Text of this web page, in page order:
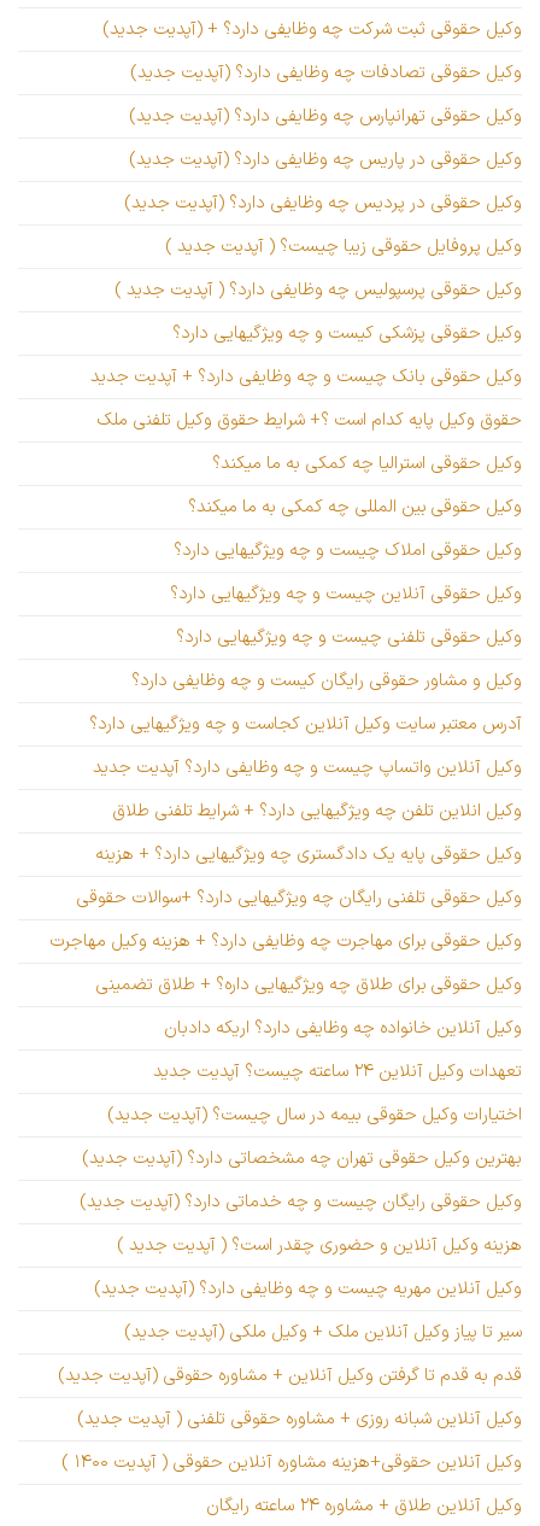
وکیل حقوقی ثبت شرکت چه وظایفی دارد؟ + (آپدیت جدید)
وکیل حقوقی تصادفات چه وظایفی دارد؟ (آپدیت جدید)
وکیل حقوقی تهرانپارس چه وظایفی دارد؟ (آپدیت جدید)
وکیل حقوقی در پاریس چه وظایفی دارد؟ (آپدیت جدید)
وکیل حقوقی در پردیس چه وظایفی دارد؟ (آپدیت جدید)
وکیل پروفایل حقوقی زیبا چیست؟ ( آپدیت جدید )
وکیل حقوقی پرسپولیس چه وظایفی دارد؟ ( آپدیت جدید )
وکیل حقوقی پزشکی کیست و چه ویژگیهایی دارد؟
وکیل حقوقی بانک چیست و چه وظایفی دارد؟ + آپدیت جدید
حقوق وکیل پایه کدام است ؟+ شرایط حقوق وکیل تلفنی ملک
وکیل حقوقی استرالیا چه کمکی به ما میکند؟
وکیل حقوقی بین المللی چه کمکی به ما میکند؟
وکیل حقوقی املاک چیست و چه ویژگیهایی دارد؟
وکیل حقوقی آنلاین چیست و چه ویژگیهایی دارد؟
وکیل حقوقی تلفنی چیست و چه ویژگیهایی دارد؟
وکیل و مشاور حقوقی رایگان کیست و چه وظایفی دارد؟
آدرس معتبر سایت وکیل آنلاین کجاست و چه ویژگیهایی دارد؟
وکیل آنلاین واتساپ چیست و چه وظایفی دارد؟ آپدیت جدید
وکیل انلاین تلفن چه ویژگیهایی دارد؟ + شرایط تلفنی طلاق
وکیل حقوقی پایه یک دادگستری چه ویژگیهایی دارد؟ + هزینه
وکیل حقوقی تلفنی رایگان چه ویژگیهایی دارد؟ +سوالات حقوقی
وکیل حقوقی برای مهاجرت چه وظایفی دارد؟ + هزینه وکیل مهاجرت
وکیل حقوقی برای طلاق چه ویژگیهایی داره؟ + طلاق تضمینی
وکیل آنلاین خانواده چه وظایفی دارد؟ اریکه دادبان
تعهدات وکیل آنلاین ۲۴ ساعته چیست؟ آپدیت جدید
اختیارات وکیل حقوقی بیمه در سال چیست؟ (آپدیت جدید)
بهترین وکیل حقوقی تهران چه مشخصاتی دارد؟ (آپدیت جدید)
وکیل حقوقی رایگان چیست و چه خدماتی دارد؟ (آپدیت جدید)
هزینه وکیل آنلاین و حضوری چقدر است؟ ( آپدیت جدید )
وکیل آنلاین مهریه چیست و چه وظایفی دارد؟ (آپدیت جدید)
سیر تا پیاز وکیل آنلاین ملک + وکیل ملکی (آپدیت جدید)
قدم به قدم تا گرفتن وکیل آنلاین + مشاوره حقوقی (آپدیت جدید)
وکیل آنلاین شبانه روزی + مشاوره حقوقی تلفنی ( آپدیت جدید)
وکیل آنلاین حقوقی+هزینه مشاوره آنلاین حقوقی ( آپدیت ۱۴۰۰ )
وکیل آنلاین طلاق + مشاوره ۲۴ ساعته رایگان